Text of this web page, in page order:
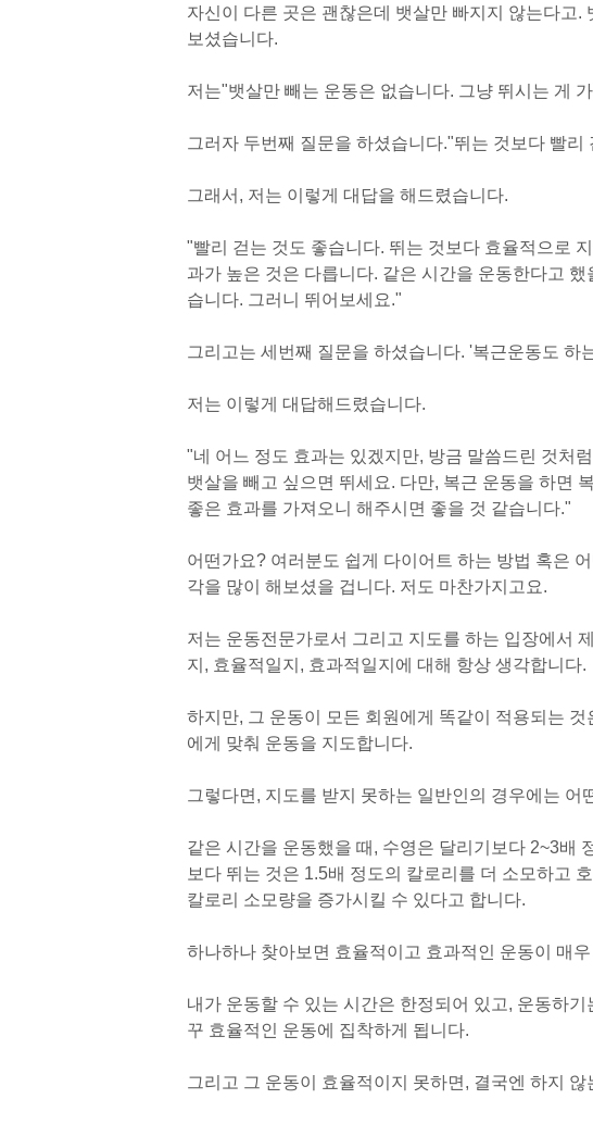
자신이 다른 곳은 괜찮은데 뱃살만 빠지지 않는다고
보셨습니다.
저는"뱃살만 빼는 운동은 없습니다. 그냥 뛰시는 게
그러자 두번째 질문을 하셨습니다."뛰는 것보다 빨리
그래서, 저는 이렇게 대답을 해드렸습니다.
"빨리 걷는 것도 좋습니다. 뛰는 것보다 효율적으로
과가 높은 것은 다릅니다. 같은 시간을 운동한다고
습니다. 그러니 뛰어보세요."
그리고는 세번째 질문을 하셨습니다. '복근운동도 하
저는 이렇게 대답해드렸습니다.
"네 어느 정도 효과는 있겠지만, 방금 말씀드린 것처
뱃살을 빼고 싶으면 뛰세요. 다만, 복근 운동을 하면
좋은 효과를 가져오니 해주시면 좋을 것 같습니다."
어떤가요? 여러분도 쉽게 다이어트 하는 방법 혹은
각을 많이 해보셨을 겁니다. 저도 마찬가지고요.
저는 운동전문가로서 그리고 지도를 하는 입장에서
지, 효율적일지, 효과적일지에 대해 항상 생각합니다.
하지만, 그 운동이 모든 회원에게 똑같이 적용되는
에게 맞춰 운동을 지도합니다.
그렇다면, 지도를 받지 못하는 일반인의 경우에는 어
같은 시간을 운동했을 때, 수영은 달리기보다 2~3배
보다 뛰는 것은 1.5배 정도의 칼로리를 더 소모하고
칼로리 소모량을 증가시킬 수 있다고 합니다.
하나하나 찾아보면 효율적이고 효과적인 운동이 매
내가 운동할 수 있는 시간은 한정되어 있고, 운동하
꾸 효율적인 운동에 집착하게 됩니다.
그리고 그 운동이 효율적이지 못하면, 결국엔 하지 않